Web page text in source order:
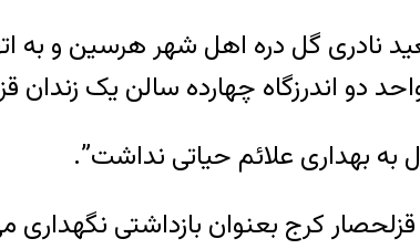
دو اندرزگاه چهارده سالن یک زندان
به بهداری علائم حیاتی نداشت”.
کرج بعنوان بازداشتی